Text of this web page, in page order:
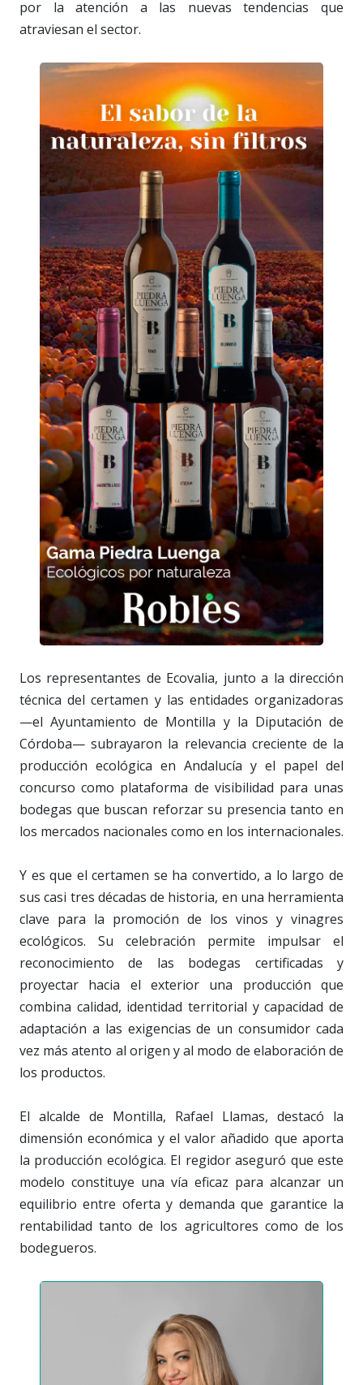
por la atención a las nuevas tendencias que
atraviesan el sector.
Los representantes de Ecovalia, junto a la dirección
técnica del certamen y las entidades organizadoras
—el Ayuntamiento de Montilla y la Diputación de
Córdoba— subrayaron la relevancia creciente de la
producción ecológica en Andalucía y el papel del
concurso como plataforma de visibilidad para unas
bodegas que buscan reforzar su presencia tanto en
los mercados nacionales como en los internacionales.
Y es que el certamen se ha convertido, a lo largo de
sus casi tres décadas de historia, en una herramienta
clave para la promoción de los vinos y vinagres
ecológicos. Su celebración permite impulsar el
reconocimiento de las bodegas certificadas y
proyectar hacia el exterior una producción que
combina calidad, identidad territorial y capacidad de
adaptación a las exigencias de un consumidor cada
vez más atento al origen y al modo de elaboración de
los productos.
El alcalde de Montilla, Rafael Llamas, destacó la
dimensión económica y el valor añadido que aporta
la producción ecológica. El regidor aseguró que este
modelo constituye una vía eficaz para alcanzar un
equilibrio entre oferta y demanda que garantice la
rentabilidad tanto de los agricultores como de los
bodegueros.